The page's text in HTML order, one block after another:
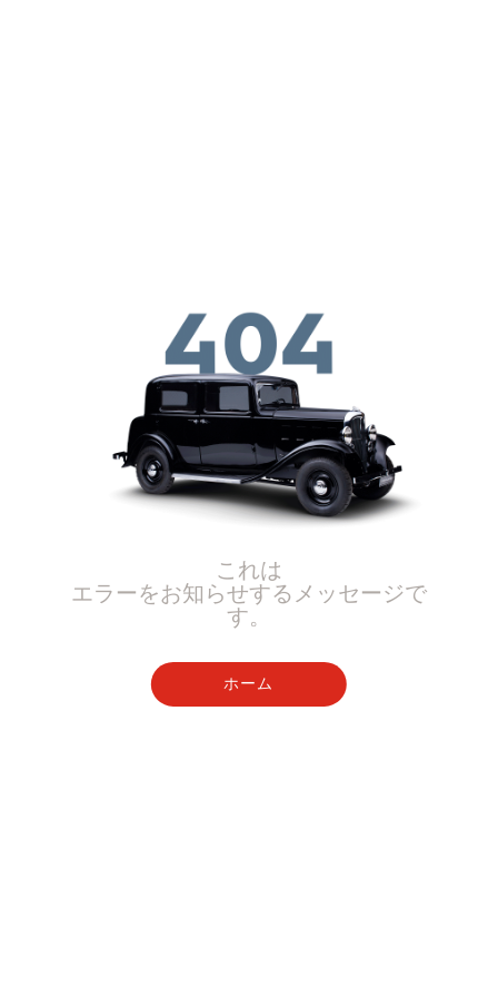
これは
エラーをお知らせするメッセージで
す。
ホーム